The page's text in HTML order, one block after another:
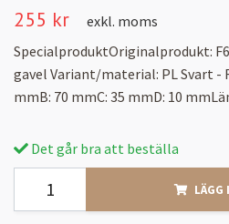
255 kr
exkl. moms
SpecialproduktOriginalprodukt:
gavel Variant/material: PL Svart -
mmB: 70 mmC: 35 mmD: 10
Det går bra att beställa
LÄGG